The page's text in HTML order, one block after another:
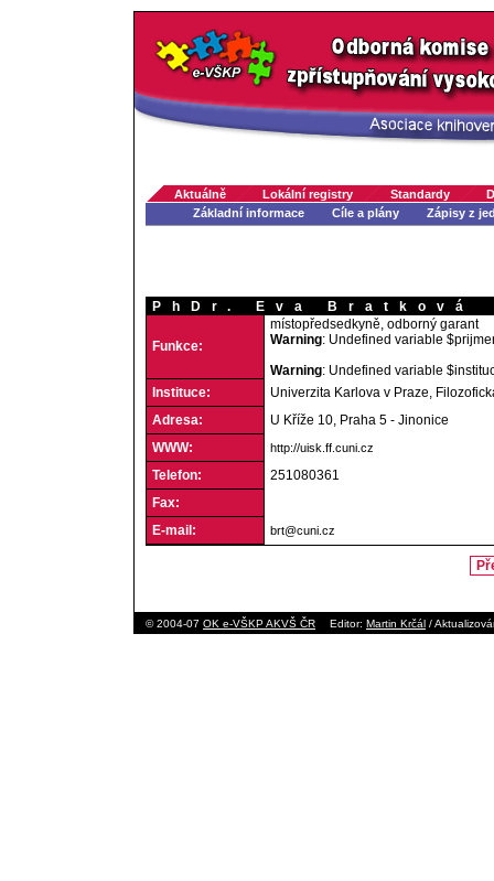
Aktuálně Lokální registry Standardy
Základní informace
Cíle a plány Zápisy z
PhDr. Eva Bratková
Funkce:
místopředsedkyně, odborný garant
Warning: Undefined variable
Warning: Undefined variable
Instituce:
Univerzita Karlova v Praze,
Adresa:
U Kříže 10, Praha 5 - Jinonice
WWW:
http://uisk.ff.cuni.cz
Telefon:
251080361
Fax:
E-mail:
brt@cuni.cz
© 2004-07 OK e-VŠKP AKVŠ ČR Editor: Martin Krčál /